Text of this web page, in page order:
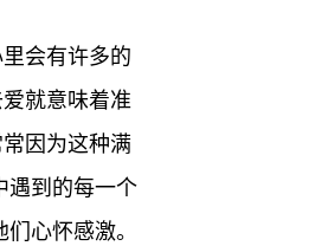
会有许多的
就意味着准
因为这种满
遇到的每一个
心怀感激。